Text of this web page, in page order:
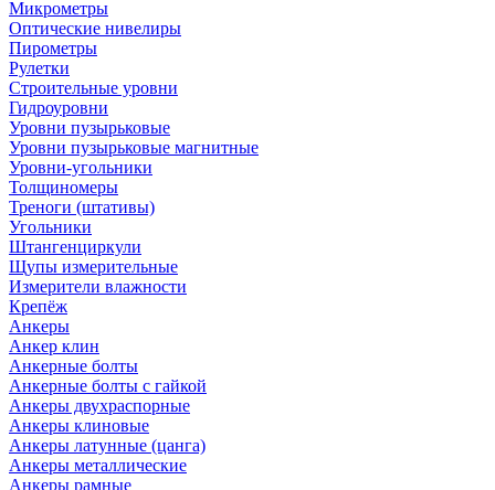
Микрометры
Оптические нивелиры
Пирометры
Рулетки
Строительные уровни
Гидроуровни
Уровни пузырьковые
Уровни пузырьковые магнитные
Уровни-угольники
Толщиномеры
Треноги (штативы)
Угольники
Штангенциркули
Щупы измерительные
Измерители влажности
Крепёж
Анкеры
Анкер клин
Анкерные болты
Анкерные болты с гайкой
Анкеры двухраспорные
Анкеры клиновые
Анкеры латунные (цанга)
Анкеры металлические
Анкеры рамные